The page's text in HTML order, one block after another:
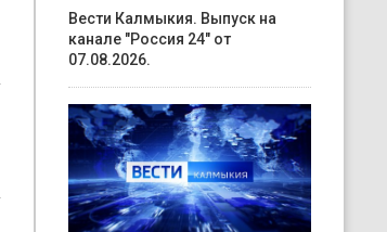
Вести Калмыкия. Выпуск на
канале "Россия 24" от
07.08.2026.